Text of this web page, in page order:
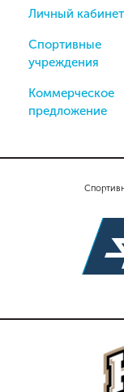
Личный кабинет
Спортивные
учреждения
Коммерческое
предложение